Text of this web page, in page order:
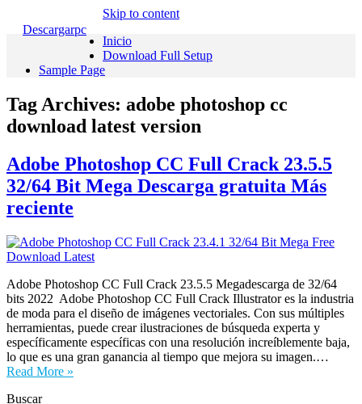
Descargarpc
Skip to content
Inicio
Download Full Setup
Sample Page
Tag Archives: adobe photoshop cc
download latest version
Adobe Photoshop CC Full Crack 23.5.5
32/64 Bit Mega Descarga gratuita Más
reciente
Adobe Photoshop CC Full Crack 23.5.5 Megadescarga de 32/64
bits 2022 Adobe Photoshop CC Full Crack Illustrator es la industria
de moda para el diseño de imágenes vectoriales. Con sus múltiples
herramientas, puede crear ilustraciones de búsqueda experta y
específicamente específicas con una resolución increíblemente baja,
lo que es una gran ganancia al tiempo que mejora su imagen.…
Read More »
Buscar